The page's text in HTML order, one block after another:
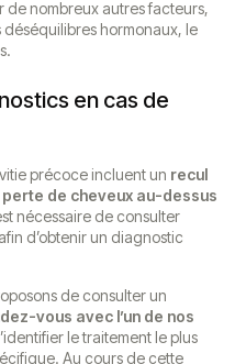
de nombreux autres facteurs,
hormonaux, le
en cas de
précoce incluent un recul
perte de cheveux au-dessus
nécessaire de consulter
d’obtenir un diagnostic
de consulter un
vous avec l’un de nos
le traitement le plus
Au cours de cette